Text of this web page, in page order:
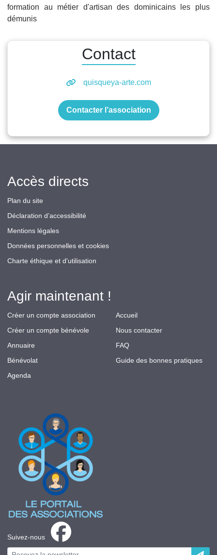
formation au métier d'artisan des dominicains les plus
démunis
Contact
quisqueya-arte.com
Contacter l’association
Suivez-nous
Accès directs
Plan du site
Déclaration d’accessibilité
Mentions légales
Données personnelles et cookies
Charte éthique et d'utilisation
Agir maintenant !
Créer un compte association
Créer un compte bénévole
Annuaire
Bénévolat
Agenda
Accueil
Nous contacter
FAQ
Guide des bonnes pratiques